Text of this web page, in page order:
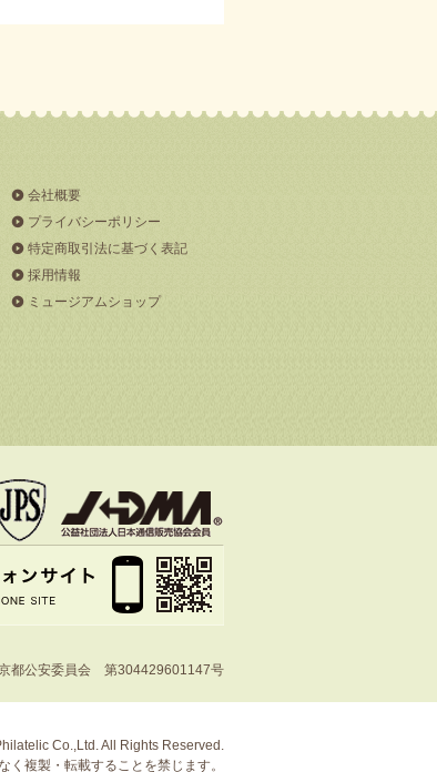
会社概要
プライバシーポリシー
特定商取引法に基づく表記
採用情報
ミュージアムショップ
都公安委員会 第304429601147号
Co.,Ltd. All Rights Reserved.
複製・転載することを禁じます。